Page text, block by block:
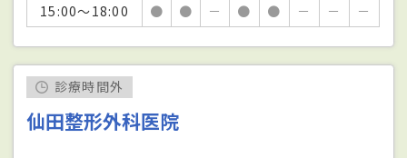
15:00～18:00
● ● － ● ● － － －
診療時間外
仙田整形外科医院